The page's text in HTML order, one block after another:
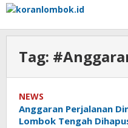
Lewati
konten
Tag:
NEWS
Anggaran Perjalanan
Lombok Tengah